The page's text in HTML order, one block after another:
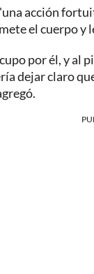
acción
el cuerpo y
por él, y al
dejar claro